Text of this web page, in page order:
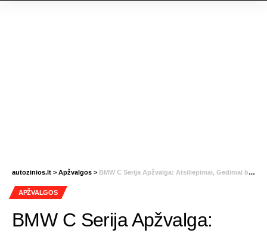
autozinios.lt > Apžvalgos > BMW C Serija Apžvalga: Atsiliepimai, Gedimai bei Kuro Sąnaudos
APŽVALGOS
BMW C Serija Apžvalga: